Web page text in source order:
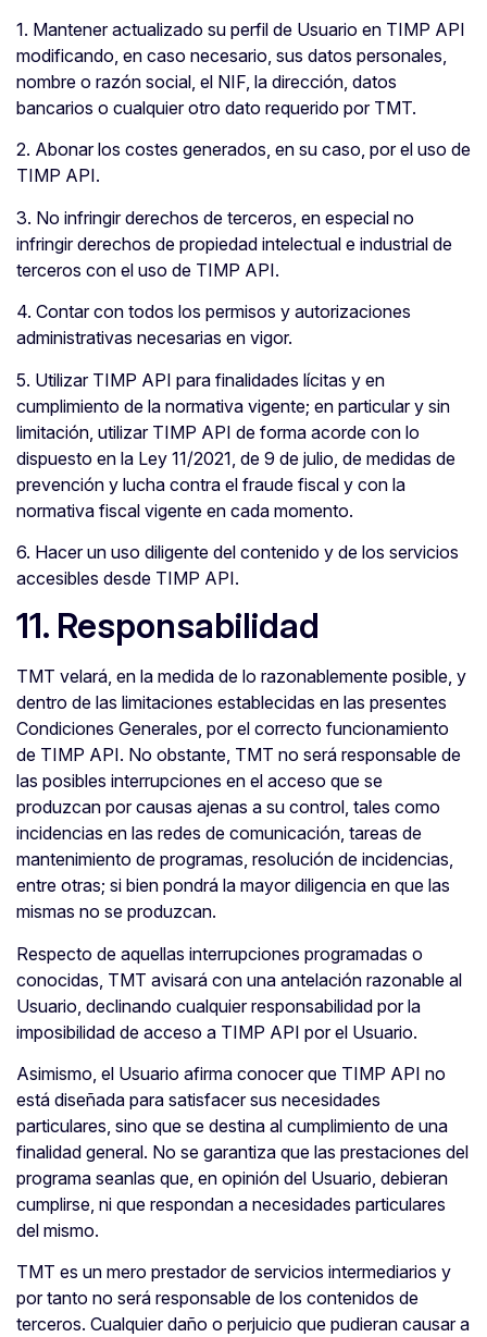
1. Mantener actualizado su perfil de Usuario en TIMP API
modificando, en caso necesario, sus datos personales,
nombre o razón social, el NIF, la dirección, datos
bancarios o cualquier otro dato requerido por TMT.
2. Abonar los costes generados, en su caso, por el uso de
TIMP API.
3. No infringir derechos de terceros, en especial no
infringir derechos de propiedad intelectual e industrial de
terceros con el uso de TIMP API.
4. Contar con todos los permisos y autorizaciones
administrativas necesarias en vigor.
5. Utilizar TIMP API para finalidades lícitas y en
cumplimiento de la normativa vigente; en particular y sin
limitación, utilizar TIMP API de forma acorde con lo
dispuesto en la Ley 11/2021, de 9 de julio, de medidas de
prevención y lucha contra el fraude fiscal y con la
normativa fiscal vigente en cada momento.
6. Hacer un uso diligente del contenido y de los servicios
accesibles desde TIMP API.
11. Responsabilidad
TMT velará, en la medida de lo razonablemente posible, y
dentro de las limitaciones establecidas en las presentes
Condiciones Generales, por el correcto funcionamiento
de TIMP API. No obstante, TMT no será responsable de
las posibles interrupciones en el acceso que se
produzcan por causas ajenas a su control, tales como
incidencias en las redes de comunicación, tareas de
mantenimiento de programas, resolución de incidencias,
entre otras; si bien pondrá la mayor diligencia en que las
mismas no se produzcan.
Respecto de aquellas interrupciones programadas o
conocidas, TMT avisará con una antelación razonable al
Usuario, declinando cualquier responsabilidad por la
imposibilidad de acceso a TIMP API por el Usuario.
Asimismo, el Usuario afirma conocer que TIMP API no
está diseñada para satisfacer sus necesidades
particulares, sino que se destina al cumplimiento de una
finalidad general. No se garantiza que las prestaciones del
programa seanlas que, en opinión del Usuario, debieran
cumplirse, ni que respondan a necesidades particulares
del mismo.
TMT es un mero prestador de servicios intermediarios y
por tanto no será responsable de los contenidos de
terceros. Cualquier daño o perjuicio que pudieran causar a